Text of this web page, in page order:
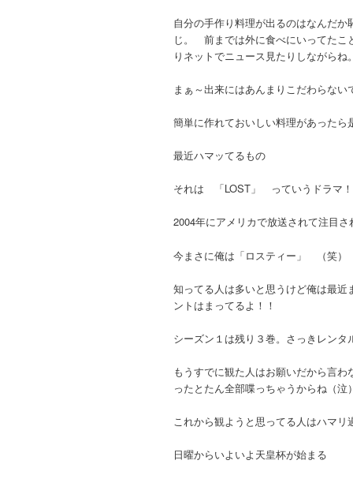
自分の手作り料理が出るのはなんだ
じ。 前までは外に食べにいってたこ
りネットでニュース見たりしながらね
まぁ～出来にはあんまりこだわらな
簡単に作れておいしい料理があったら
最近ハマッてるもの
それは 「LOST」 っていうドラマ
2004年にアメリカで放送されて注目
今まさに俺は「ロスティー」 （笑
知ってる人は多いと思うけど俺は最
ントはまってるよ！！
シーズン１は残り３巻。さっきレン
もうすでに観た人はお願いだから言
ったとたん全部喋っちゃうからね（
これから観ようと思ってる人はハマ
日曜からいよいよ天皇杯が始まる